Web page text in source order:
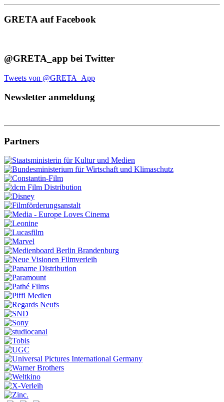
GRETA auf Facebook
@GRETA_app bei Twitter
Tweets von @GRETA_App
Newsletter anmeldung
Partners